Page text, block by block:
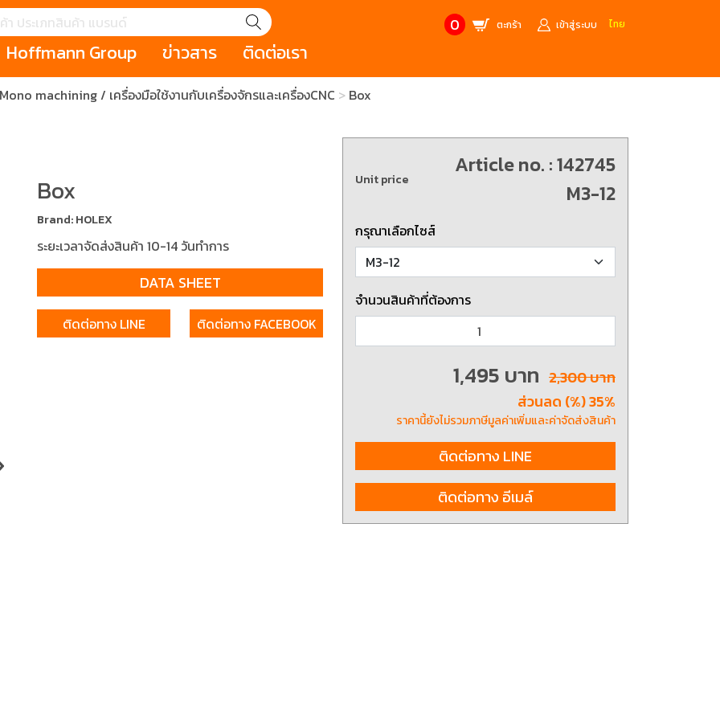
0 ตะกร้า เข้าสู่ระบบ ไทย
รรม
ภัย (safety cutter)
สินค้าราคาพิเศษจากแบรนด์ PB
เครื่องมือที่ไม่ก่อให้เกิดประกายไฟ
(Non-sparking tools)
(ESD)
เครื่องมือสำหรับช่างยนต์ (
Mechanic Tools)
เครื่องมือสำหรับช่างไฟฟ้า
(Electrician Tool)
ATORN
7 Gripping, cutting, and striking
8 Hand and Assembly Tools /
Hoffmann Group
STORY HOLEX GARANT
ข่าวสาร
เหตุการณ์ Salespage
CONTACT US
ติดต่อเรา
machining / เครื่องมือใช้งานกับเครื่องจักรและเครื่องCNC Box
Box
Brand: HOLEX
ระยะเวลาจัดส่งสินค้า 10-14 วันทำการ
DATA SHEET
ติดต่อทาง LINE ติดต่อทาง FACEBOOK
Unit price
Article no. : 142745
M3-12
กรุณาเลือกไซส์
จำนวนสินค้าที่ต้องการ
1,495 บาท 2,300 บาท
ส่วนลด (%) 35%
ราคานี้ยังไม่รวมภาษีมูลค่าเพิ่มและค่าจัดส่งสินค้า
ติดต่อทาง LINE
ติดต่อทาง อีเมล์